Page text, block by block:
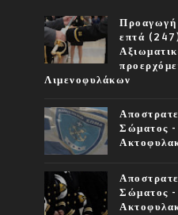
Προαγωγή
επτά
Λιμενοφυλάκων
Σώματος -
Σώματος -